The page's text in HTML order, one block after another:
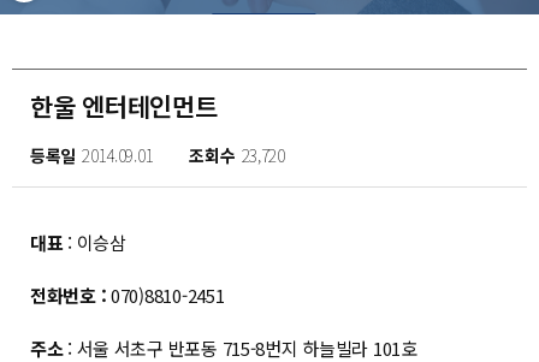
한울 엔터테인먼트
등록일 2014.09.01 조회수 23,720
대표: 이승삼
전화번호 :070)8810-2451
주소: 서울 서초구 반포동 715-8번지 하늘빌라 101호